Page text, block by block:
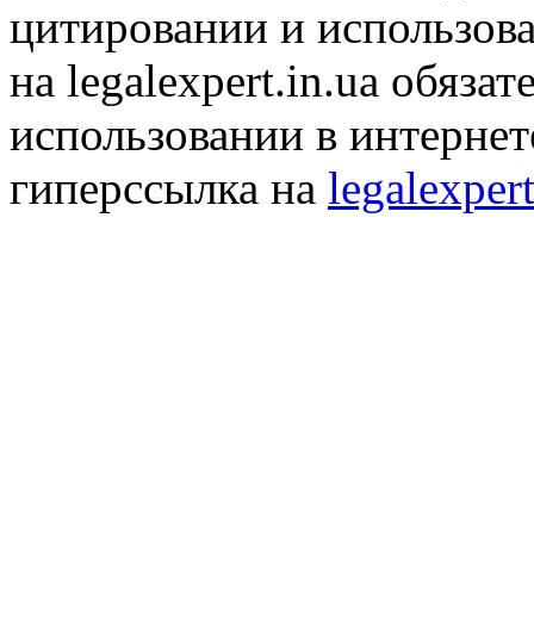
цитировании и
на legalexpert.in.ua
использовании в
гиперссылка на